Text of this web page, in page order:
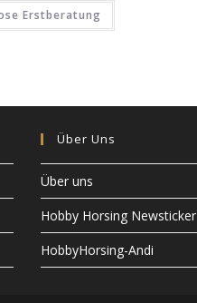
Erstberatung
Über Uns
Über uns
Hobby Horsing Newsticker
HobbyHorsing-Andi